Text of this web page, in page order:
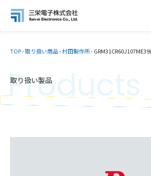
TOP-取り扱い商品-村田製作所-GRM31CR60J107ME39L
取り扱い製品
Products